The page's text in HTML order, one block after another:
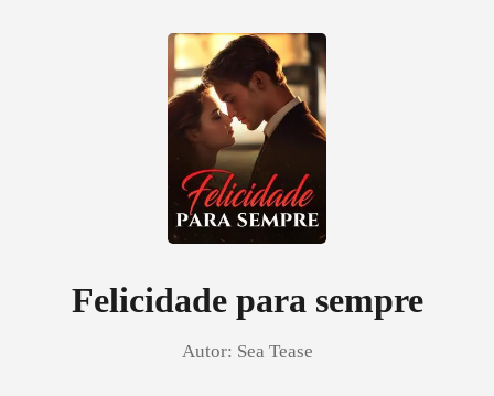
Histórico
Felicidade para sempre
Autor: Sea Tease